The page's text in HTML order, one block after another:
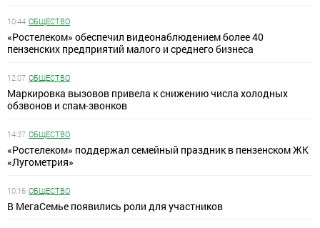
10:44 ОБЩЕСТВО
«Ростелеком» обеспечил видеонаблюдением более 40
пензенских предприятий малого и среднего бизнеса
12:07 ОБЩЕСТВО
Маркировка вызовов привела к снижению числа холодных
обзвонов и спам-звонков
14:37 ОБЩЕСТВО
«Ростелеком» поддержал семейный праздник в пензенском ЖК
«Лугометрия»
10:16 ОБЩЕСТВО
В МегаСемье появились роли для участников